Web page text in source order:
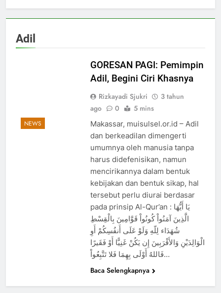
Adil
NEWS
GORESAN PAGI: Pemimpin
Adil, Begini Ciri Khasnya
Rizkayadi Sjukri
3 tahun
ago
0 5 mins
Makassar, muisulsel.or.id – Adil
dan berkeadilan dimengerti
umumnya oleh manusia tanpa
harus didefenisikan, namun
mencirikannya dalam bentuk
kebijakan dan bentuk sikap, hal
tersebut perlu diurai berdasar
pada prinsip Al-Qur’an : يَا أَيُّهَا
الَّذِينَ آمَنُواْ كُونُواْ قَوَّامِينَ بِالْقِسْطِ
شُهَدَاء لِلّهِ وَلَوْ عَلَى أَنفُسِكُمْ أَوِ
الْوَالِدَيْنِ وَالأَقْرَبِينَ إِن يَكُنْ غَنِيًّا أَوْ فَقَيرًا
فَاللهُ أَوْلَى بِهِمَا فَلا تَتَّبِعُواْ…
Baca Selengkapnya
MUI Sulsel dan LPH Madani
Indonesia Tetapkan Empat
Pelaku Usaha Halal
NEWS
Sinergi MUI Sulsel dan LPH
Unhas Perkuat Jaminan Produk
Halal, Sidang Fatwa Tetapkan
NEWS